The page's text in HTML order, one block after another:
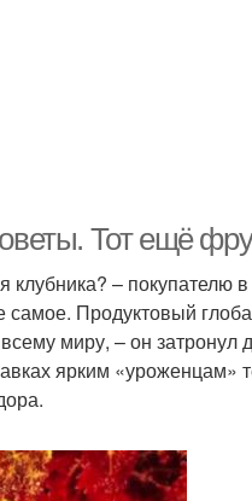
Тот ещё
клубника? – покупателю
самое. Продуктовый
миру, – он затронул
ярким «уроженцам»